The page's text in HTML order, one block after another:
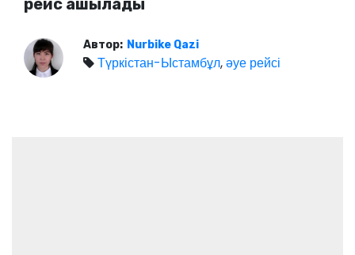
рейс ашылады
Автор: Nurbike Qazi
Түркістан-Ыстамбұл,әуе рейсі